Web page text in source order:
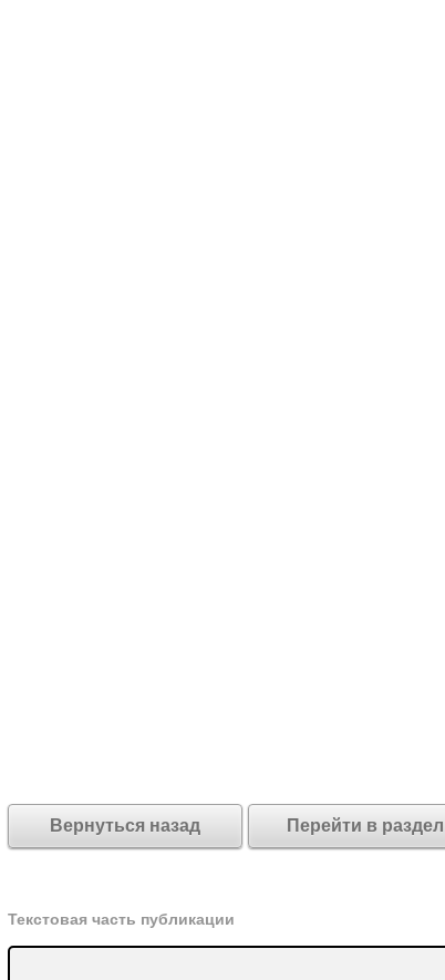
Вернуться назад Перейти в раздел
Текстовая часть публикации